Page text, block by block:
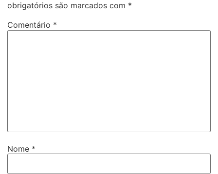
obrigatórios são marcados com *
Comentário *
Nome *